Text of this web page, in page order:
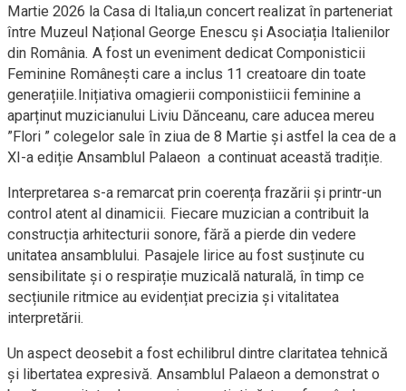
Martie 2026 la Casa di Italia,un concert realizat în parteneriat
între Muzeul Național George Enescu și Asociația Italienilor
din România. A fost un eveniment dedicat Componisticii
Feminine Românești care a inclus 11 creatoare din toate
generațiile.Inițiativa omagierii componistiicii feminine a
aparținut muzicianului Liviu Dănceanu, care aducea mereu
”Flori ” colegelor sale în ziua de 8 Martie și astfel la cea de a
XI-a ediție Ansamblul Palaeon a continuat această tradiție.
Interpretarea s-a remarcat prin coerența frazării și printr-un
control atent al dinamicii. Fiecare muzician a contribuit la
construcția arhitecturii sonore, fără a pierde din vedere
unitatea ansamblului. Pasajele lirice au fost susținute cu
sensibilitate și o respirație muzicală naturală, în timp ce
secțiunile ritmice au evidențiat precizia și vitalitatea
interpretării.
Un aspect deosebit a fost echilibrul dintre claritatea tehnică
și libertatea expresivă. Ansamblul Palaeon a demonstrat o